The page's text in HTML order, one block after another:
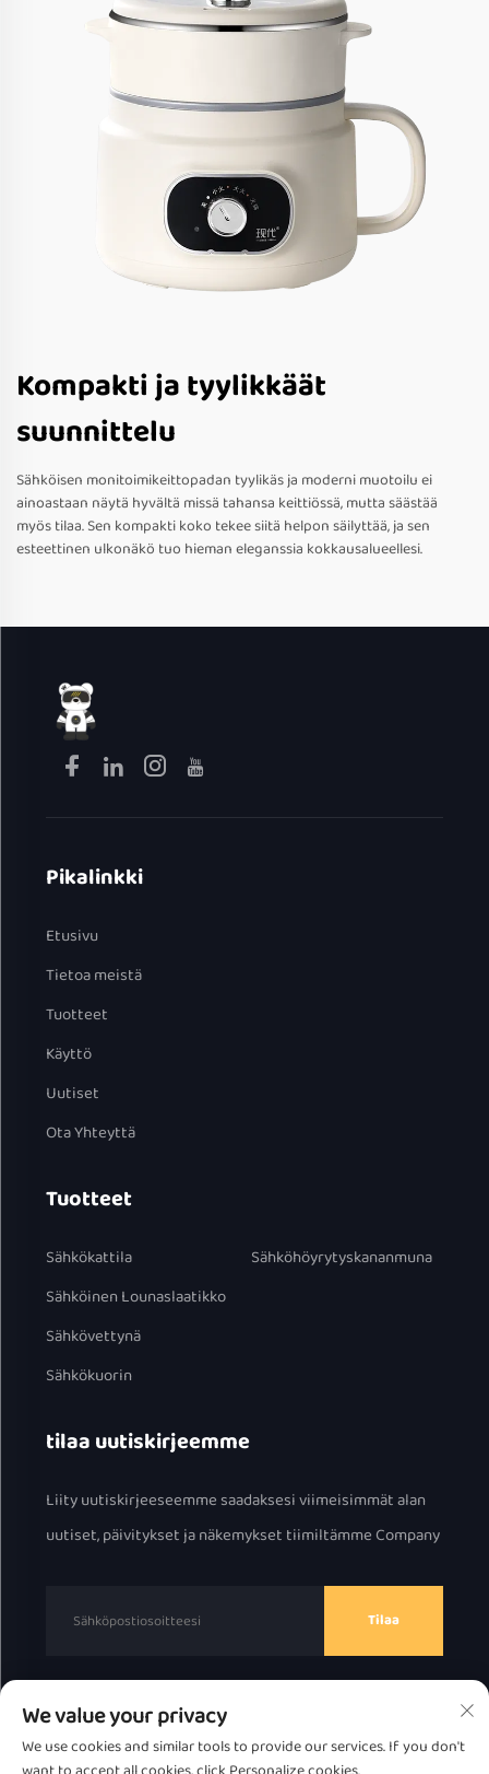
Kompakti ja tyylikkäät
suunnittelu
Sähköisen monitoimikeittopadan tyylikäs ja moderni muotoilu ei
ainoastaan näytä hyvältä missä tahansa keittiössä, mutta säästää
myös tilaa. Sen kompakti koko tekee siitä helpon säilyttää, ja sen
esteettinen ulkonäkö tuo hieman eleganssia kokkausalueellesi.
Pikalinkki
Etusivu
Tietoa meistä
Tuotteet
Käyttö
Uutiset
Ota Yhteyttä
Tuotteet
Sähkökattila
Sähköinen Lounaslaatikko
Sähkövettynä
Sähkökuorin
Sähköhöyrytyskananmuna
tilaa uutiskirjeemme
Liity uutiskirjeeseemme saadaksesi viimeisimmät alan
uutiset, päivitykset ja näkemykset tiimiltämme Company
Tilaa
Tekijänoikeus © 2025 Chaozhou Great Bear Technology
Co., Ltd.
Tietosuojakäytäntö
We value your privacy
We use cookies and similar tools to provide our services. If you don't